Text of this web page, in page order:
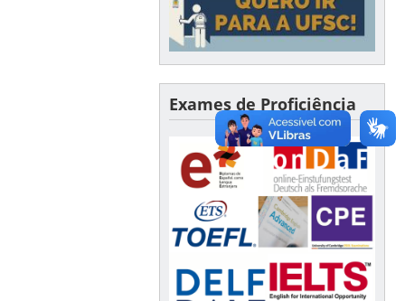
Exames de Proficiência